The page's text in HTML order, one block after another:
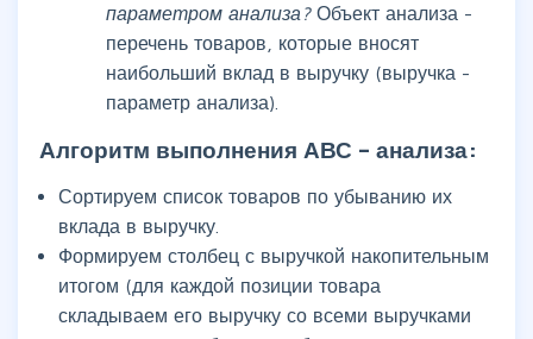
параметром анализа? Объект анализа -
перечень товаров, которые вносят
наибольший вклад в выручку (выручка -
параметр анализа).
Алгоритм выполнения АВС – анализа:
Сортируем список товаров по убыванию их
вклада в выручку.
Формируем столбец с выручкой накопительным
итогом (для каждой позиции товара
складываем его выручку со всеми выручками